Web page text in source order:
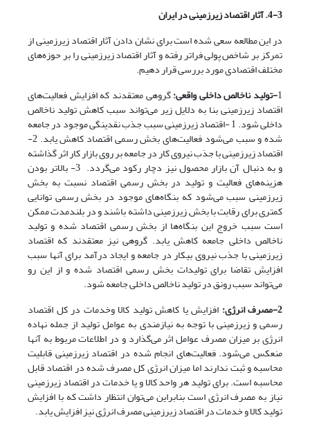
4-3. آثار اقتصاد زیرزمینی در ایران
در این مطالعه سعی شده است برای نشان دادن آثار اقتصاد زیرزمینی از
تمرکز بر شاخص پولی فراتر رفته و آثار اقتصاد زیرزمینی را بر حوزه‌های
مختلف اقتصادی مورد بررسی قرار دهیم.
1-تولید ناخالص داخلی واقعی:گروهی معتقدند که افزایش فعالیت‌های
اقتصاد زیرزمینی بنا به دلایل زیر می‌تواند سبب کاهش تولید ناخالص
داخلی شود. 1 -اقتصاد زیرزمینی سبب جذب نقدینگی موجود در جامعه
شده و سبب می‌شود فعالیت‌های بخش رسمی اقتصاد کاهش یابد. 2-
اقتصاد زیرزمینی با جذب نیروی کار در جامعه بر روی بازار کار اثر گذاشته
و به دنبال آن بازار محصول نیز دچار رکود می‌گردد. 3- بالاتر بودن
هزینه‌های فعالیت و تولید در بخش رسمی اقتصاد نسبت به بخش
زیرزمینی سبب می‌شود که بنگاه‌های موجود در بخش رسمی ‌توانایی
کمتری برای رقابت با بخش زیرزمینی داشته باشند و در بلندمدت ممکن
است سبب خروج این بنگاه‌ها از بخش رسمی اقتصاد شده و تولید
ناخالص داخلی جامعه کاهش یابد. گروهی نیز معتقدند که اقتصاد
زیرزمینی با جذب نیروی بیکار در جامعه و ایجاد درآمد برای آنها سبب
افزایش تقاضا برای تولیدات بخش رسمی اقتصاد شده و از این رو
می‌تواند سبب رونق در تولید ناخالص داخلی جامعه شود.
2-مصرف انرژی:
افزایش یا کاهش تولید کالا وخدمات در کل اقتصاد
رسمی و زیرزمینی با توجه به نیازمندی به عوامل تولید از جمله نهاده
انرژی بر میزان مصرف عوامل اثر می‌گذارد و در اطلاعات مربوط به آنها
منعکس می‌شود. فعالیت‌های انجام شده در اقتصاد زیرزمینی قابلیت
محاسبه و ثبت ندارند اما میزان انرژی کل مصرف شده در اقتصاد قابل
محاسبه است. برای تولید هر واحد کالا و یا خدمات در اقتصاد زیرزمینی
نیاز به مصرف انرژی است بنابراین می‌توان انتظار داشت که با افزایش
تولید کالا و خدمات در اقتصاد زیرزمینی مصرف انرژی نیز افزایش یابد.